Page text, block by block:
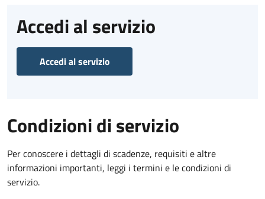
Accedi al servizio
Accedi al servizio
Condizioni di servizio
Per conoscere i dettagli di scadenze, requisiti e altre
informazioni importanti, leggi i termini e le condizioni di
servizio.